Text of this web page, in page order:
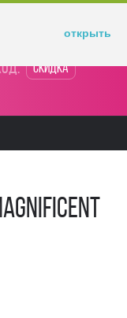
Скидка
открыть